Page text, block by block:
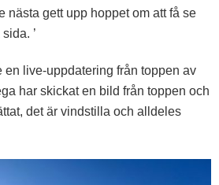
nästa gett upp hoppet om att få se
’
en live-uppdatering från toppen av
har skickat en bild från toppen och
det är vindstilla och alldeles